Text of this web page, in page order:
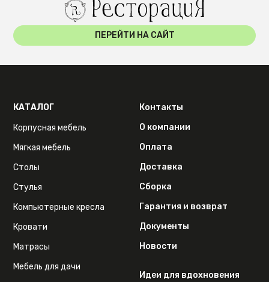
ПЕРЕЙТИ НА САЙТ
КАТАЛОГ
Корпусная мебель
Мягкая мебель
Столы
Стулья
Компьютерные кресла
Кровати
Матрасы
Мебель для дачи
Контакты
О компании
Оплата
Доставка
Сборка
Гарантия и возврат
Документы
Новости
Идеи для вдохновения